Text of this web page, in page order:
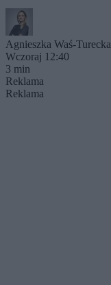
Agnieszka Waś-Turecka
Wczoraj 12:40
3 min
Reklama
Reklama